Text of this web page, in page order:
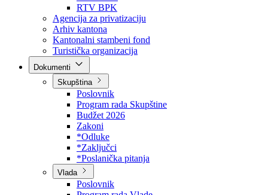
Direkcija za šumarstvo
Javna preduzeća
BPK šume
RTV BPK
Agencija za privatizaciju
Arhiv kantona
Kantonalni stambeni fond
Turistička organizacija
Skupština
Poslovnik
Program rada Skupštine
Budžet 2026
Zakoni
*Odluke
*Zaključci
*Poslanička pitanja